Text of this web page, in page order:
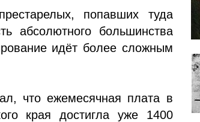
попавших туда
абсолютного большинства
идёт более сложным
что ежемесячная плата в
края достигла уже 1400